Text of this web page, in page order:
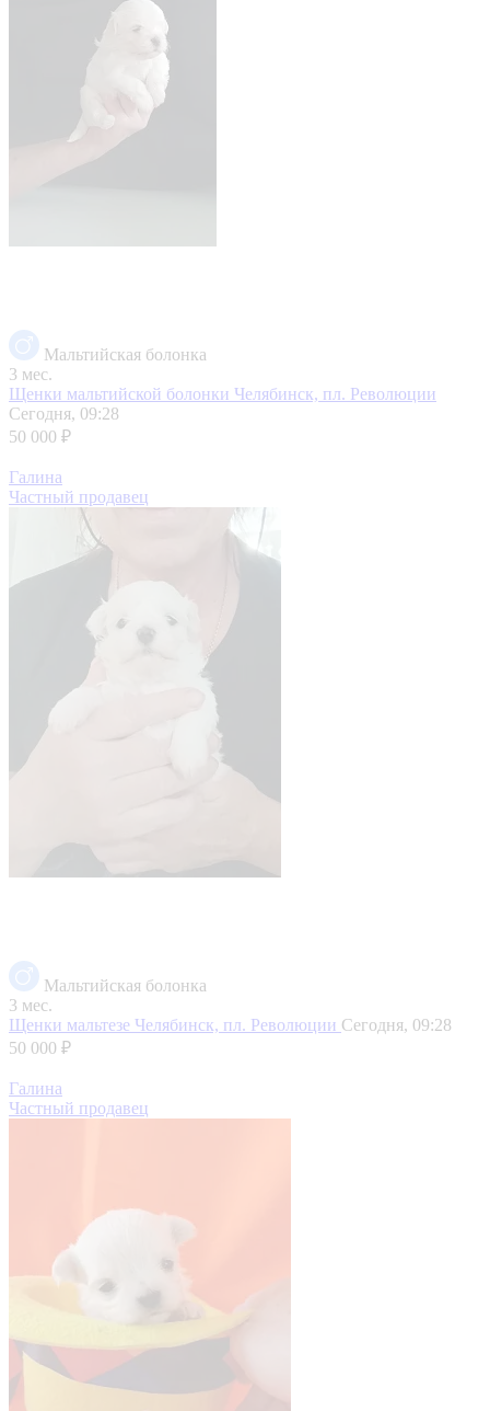
Мальтийская болонка
3 мес.
Щенки мальтийской болонки Челябинск, пл. Революции
Сегодня, 09:28
50 000 ₽
Галина
Частный продавец
Мальтийская болонка
3 мес.
Щенки мальтезе Челябинск, пл. Революции Сегодня, 09:28
50 000 ₽
Галина
Частный продавец